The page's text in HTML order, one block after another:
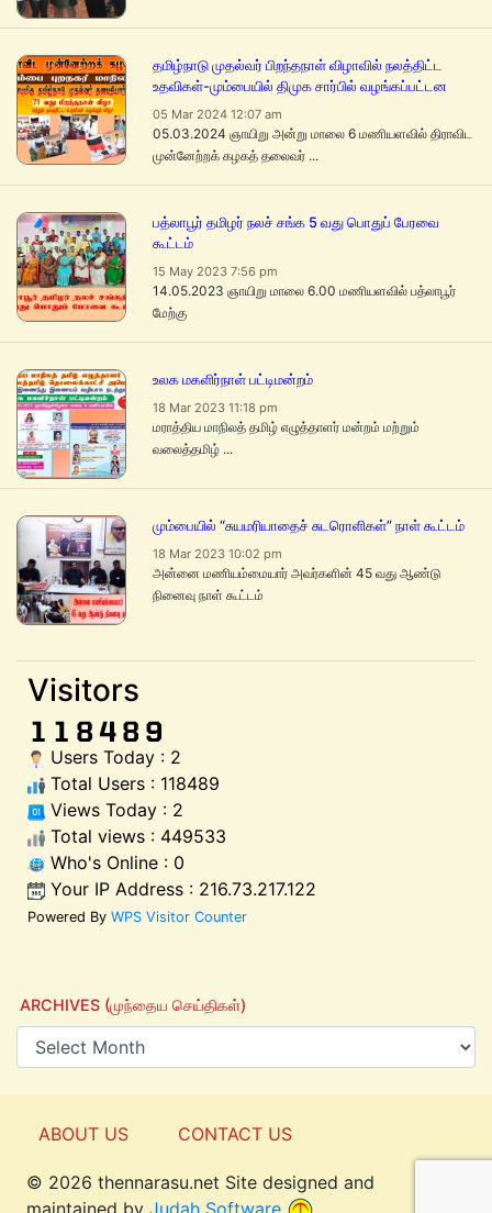
தமிழ்நாடு முதல்வர் பிறந்தநாள் விழாவில் நலத்திட்ட
உதவிகள்-மும்பையில் திமுக சார்பில் வழங்கப்பட்டன
05 Mar 2024 12:07 am
05.03.2024 ஞாயிறு அன்று மாலை 6 மணியளவில் திராவிட
முன்னேற்றக் கழகத் தலைவர் ...
பத்லாபூர் தமிழர் நலச் சங்க 5 வது பொதுப் பேரவை
கூட்டம்
15 May 2023 7:56 pm
14.05.2023 ஞாயிறு மாலை 6.00 மணியளவில் பத்லாபூர்
மேற்கு
உலக மகளிர்நாள் பட்டிமன்றம்
18 Mar 2023 11:18 pm
மராத்திய மாநிலத் தமிழ் எழுத்தாளர் மன்றம் மற்றும்
வலைத்தமிழ் ...
மும்பையில் “சுயமரியாதைச் சுடரொளிகள்” நாள் கூட்டம்
18 Mar 2023 10:02 pm
அன்னை மணியம்மையார் அவர்களின் 45 வது ஆண்டு
நினைவு நாள் கூட்டம்
Visitors
Users Today : 2
Total Users : 118489
Views Today : 2
Total views : 449533
Who's Online : 0
Your IP Address : 216.73.217.122
Powered By WPS Visitor Counter
ARCHIVES (முந்தைய செய்திகள்)
ABOUT US CONTACT US
© 2026 thennarasu.net Site designed and